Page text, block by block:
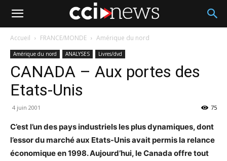
Accueil FRANCE/MONDE Amérique du nord
Amérique du nord ANALYSES Livres/dvd
CANADA – Aux portes des
Etats-Unis
4 juin 2001 75
C’est l’un des pays industriels les plus dynamiques, dont
l’essor du marché aux Etats-Unis avait permis la relance
économique en 1998. Aujourd’hui, le Canada offre tout